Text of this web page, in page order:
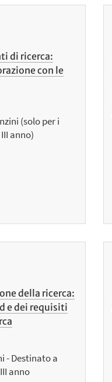
di ricerca:
con le
(solo per i
anno)
della ricerca:
e dei requisiti
- Destinato a
anno